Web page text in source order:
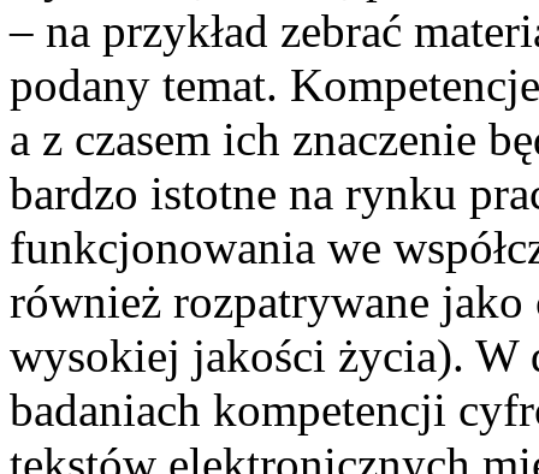
– na przykład zebrać
podany temat.
a z czasem ich znaczenie
bardzo istotne na rynku
funkcjonowania we
również rozpatrywane
wysokiej jakości życia). W
badaniach kompetencji
tekstów elektronicznych